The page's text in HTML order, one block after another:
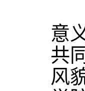
意
共
风